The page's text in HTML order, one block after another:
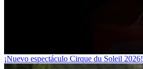
¡Nuevo espectáculo Cirque du Soleil 2026!